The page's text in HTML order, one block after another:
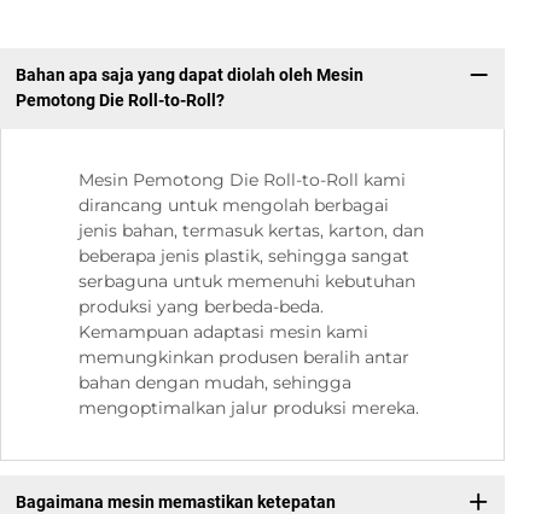
Bahan apa saja yang dapat diolah oleh Mesin
Pemotong Die Roll-to-Roll?
Mesin Pemotong Die Roll-to-Roll kami
dirancang untuk mengolah berbagai
jenis bahan, termasuk kertas, karton, dan
beberapa jenis plastik, sehingga sangat
serbaguna untuk memenuhi kebutuhan
produksi yang berbeda-beda.
Kemampuan adaptasi mesin kami
memungkinkan produsen beralih antar
bahan dengan mudah, sehingga
mengoptimalkan jalur produksi mereka.
Bagaimana mesin memastikan ketepatan